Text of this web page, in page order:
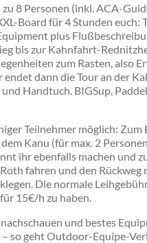
8 Personen (inkl. ACA-
Board für 4 Stunden euch:
plus
bis zur Kahnfahrt-
zum Rasten, also
dann die Tour an der
Handtuch. BIGSup,
Teilnehmer möglich:
Kanu (für max. 2
ihr ebenfalls machen und
fahren und den Rückweg
Die normale
15€/h zu haben.
nachschauen und bestes
so geht Outdoor-Equipe-